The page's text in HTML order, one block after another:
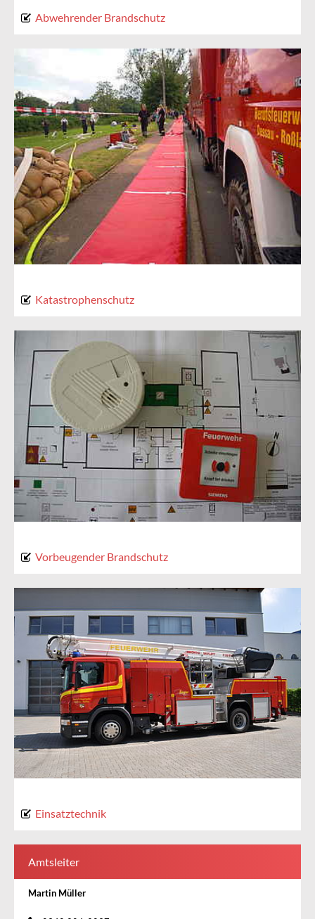
Abwehrender Brandschutz
Katastrophenschutz
Vorbeugender Brandschutz
Einsatztechnik
Amtsleiter
Martin Müller